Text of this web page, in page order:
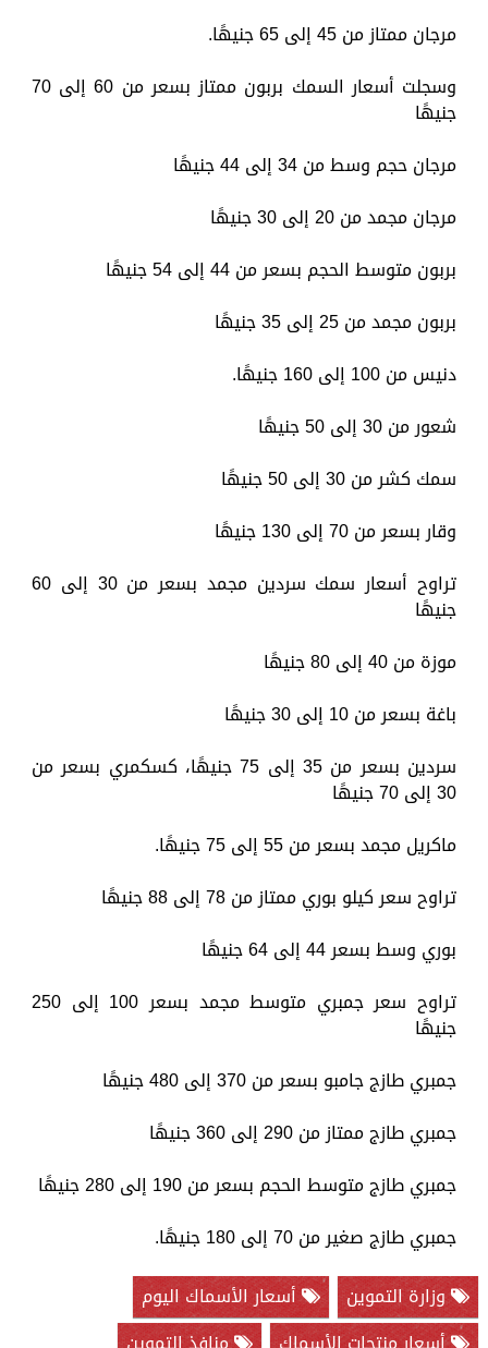
مرجان ممتاز من 45 إلى 65 جنيهًا.
وسجلت أسعار السمك بربون ممتاز بسعر من 60 إلى 70
جنيهًا
مرجان حجم وسط من 34 إلى 44 جنيهًا
مرجان مجمد من 20 إلى 30 جنيهًا
بربون متوسط الحجم بسعر من 44 إلى 54 جنيهًا
بربون مجمد من 25 إلى 35 جنيهًا
دنيس من 100 إلى 160 جنيهًا.
شعور من 30 إلى 50 جنيهًا
سمك كشر من 30 إلى 50 جنيهًا
وقار بسعر من 70 إلى 130 جنيهًا
تراوح أسعار سمك سردين مجمد بسعر من 30 إلى 60
جنيهًا
موزة من 40 إلى 80 جنيهًا
باغة بسعر من 10 إلى 30 جنيهًا
سردين بسعر من 35 إلى 75 جنيهًا، كسكمري بسعر من
30 إلى 70 جنيهًا
ماكريل مجمد بسعر من 55 إلى 75 جنيهًا.
تراوح سعر كيلو بوري ممتاز من 78 إلى 88 جنيهًا
بوري وسط بسعر 44 إلى 64 جنيهًا
تراوح سعر جمبري متوسط مجمد بسعر 100 إلى 250
جنيهًا
جمبري طازج جامبو بسعر من 370 إلى 480 جنيهًا
جمبري طازج ممتاز من 290 إلى 360 جنيهًا
جمبري طازج متوسط الحجم بسعر من 190 إلى 280 جنيهًا
جمبري طازج صغير من 70 إلى 180 جنيهًا.
وزارة التموين
أسعار الأسماك اليوم